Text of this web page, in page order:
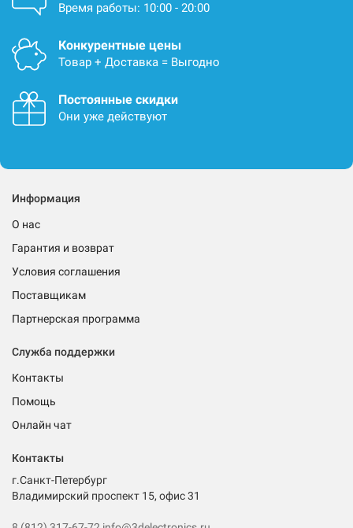
Время работы: 10:00 - 20:00
Конкурентные цены
Товар + Доставка = Выгодно
Постоянные скидки
Они уже действуют
Информация
О нас
Гарантия и возврат
Условия соглашения
Поставщикам
Партнерская программа
Служба поддержки
Контакты
Помощь
Онлайн чат
Контакты
г.Санкт-Петербург
Владимирский проспект 15, офис 31